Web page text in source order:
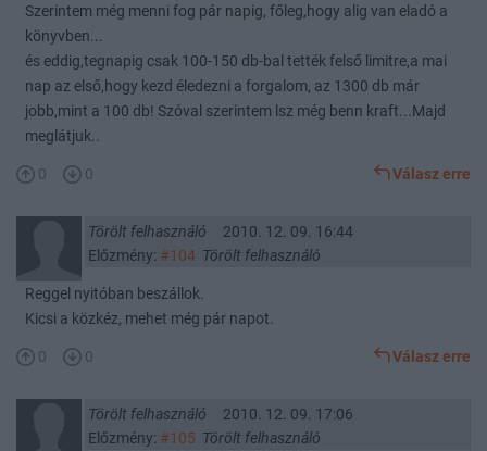
Szerintem még menni fog pár napig, főleg,hogy alig van eladó a
könyvben...
és eddig,tegnapig csak 100-150 db-bal tették felső limitre,a mai
nap az első,hogy kezd éledezni a forgalom, az 1300 db már
jobb,mint a 100 db! Szóval szerintem lsz még benn kraft...Majd
meglátjuk..
0 0 Válasz erre
Törölt felhasználó
2010. 12. 09. 16:44
Előzmény: #104 Törölt felhasználó
Reggel nyitóban beszállok.
Kicsi a közkéz, mehet még pár napot.
0 0 Válasz erre
Törölt felhasználó
2010. 12. 09. 17:06
Előzmény: #105 Törölt felhasználó